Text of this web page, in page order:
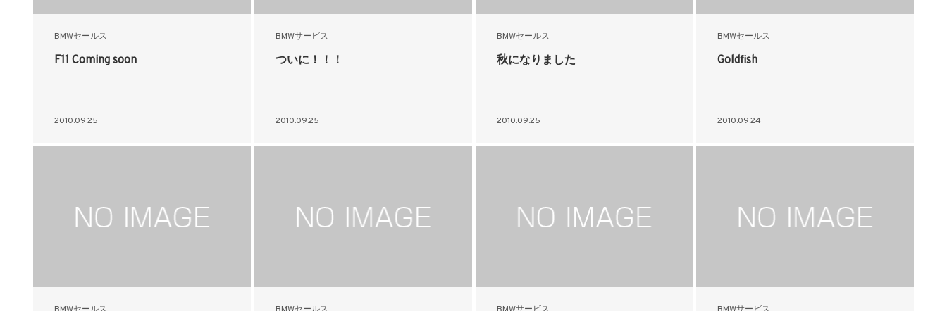
BMWセールス
F11 Coming soon
2010.09.25
BMWサービス
ついに！！！
2010.09.25
BMWセールス
秋になりました
2010.09.25
BMWセールス
Goldfish
2010.09.24